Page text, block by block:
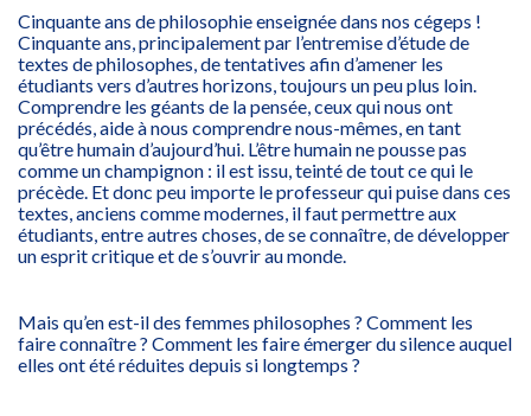
Cinquante ans de philosophie enseignée dans nos cégeps !
Cinquante ans, principalement par l’entremise d’étude de
textes de philosophes, de tentatives afin d’amener les
étudiants vers d’autres horizons, toujours un peu plus loin.
Comprendre les géants de la pensée, ceux qui nous ont
précédés, aide à nous comprendre nous-mêmes, en tant
qu’être humain d’aujourd’hui. L’être humain ne pousse pas
comme un champignon : il est issu, teinté de tout ce qui le
précède. Et donc peu importe le professeur qui puise dans ces
textes, anciens comme modernes, il faut permettre aux
étudiants, entre autres choses, de se connaître, de développer
un esprit critique et de s’ouvrir au monde.
Mais qu’en est-il des femmes philosophes ? Comment les
faire connaître ? Comment les faire émerger du silence auquel
elles ont été réduites depuis si longtemps ?